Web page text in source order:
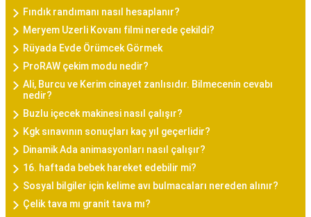
Fındık randımanı nasıl hesaplanır?
Meryem Uzerli Kovanı filmi nerede çekildi?
Rüyada Evde Örümcek Görmek
ProRAW çekim modu nedir?
Ali, Burcu ve Kerim cinayet zanlısıdır. Bilmecenin cevabı
nedir?
Buzlu içecek makinesi nasıl çalışır?
Kgk sınavının sonuçları kaç yıl geçerlidir?
Dinamik Ada animasyonları nasıl çalışır?
16. haftada bebek hareket edebilir mi?
Sosyal bilgiler için kelime avı bulmacaları nereden alınır?
Çelik tava mı granit tava mı?